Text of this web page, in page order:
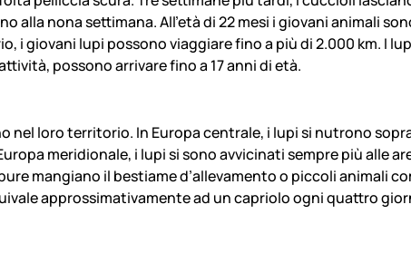
nona settimana. All’età di 22 mesi i giovani animali
giovani lupi possono viaggiare fino a più di 2.000 km. I
possono arrivare fino a 17 anni di età.
loro territorio. In Europa centrale, i lupi si nutrono
meridionale, i lupi si sono avvicinati sempre più alle
mangiano il bestiame d’allevamento o piccoli animali
approssimativamente ad un capriolo ogni quattro